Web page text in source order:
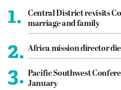
1.
Central District revisits
marriage and family
2. Africa mission director
3. Pacific Southwest
January